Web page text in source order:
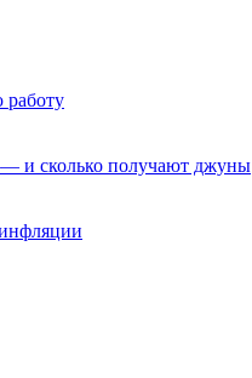
работу
— и сколько получают джуны